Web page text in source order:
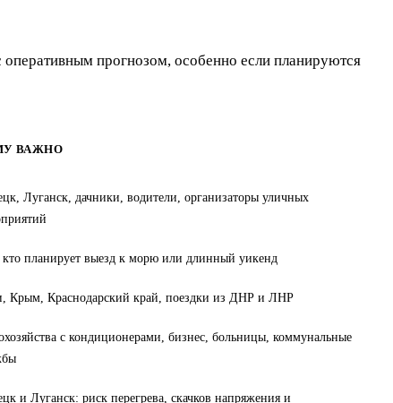
оперативным прогнозом, особенно если планируются
ВАЖНО
Луганск, дачники, водители, организаторы уличных
планирует выезд к морю или длинный уикенд
Крым, Краснодарский край, поездки из ДНР и ЛНР
с кондиционерами, бизнес, больницы, коммунальные
и Луганск: риск перегрева, скачков напряжения и